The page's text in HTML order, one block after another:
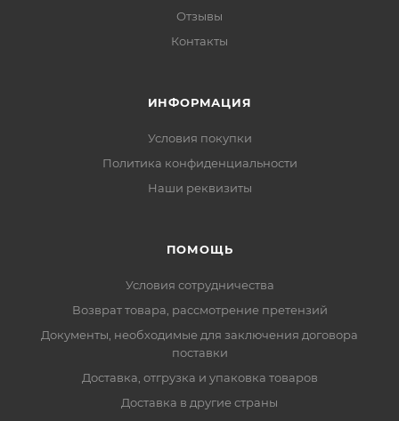
Отзывы
Контакты
ИНФОРМАЦИЯ
Условия покупки
Политика конфиденциальности
Наши реквизиты
ПОМОЩЬ
Условия сотрудничества
Возврат товара, рассмотрение претензий
Документы, необходимые для заключения договора
поставки
Доставка, отгрузка и упаковка товаров
Доставка в другие страны